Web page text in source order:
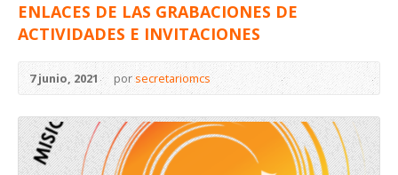
ENLACES DE LAS GRABACIONES DE
ACTIVIDADES E INVITACIONES
7 junio, 2021 porsecretariomcs